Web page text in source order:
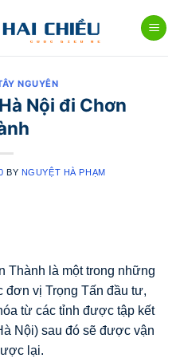
NGUYÊN
Nội đi Chơn
BY NGUYỆT HÀ PHẠM
Thành là một trong những
vị Trọng Tấn đầu tư,
từ các tỉnh được tập kết
Nội) sau đó sẽ được vận
lại.